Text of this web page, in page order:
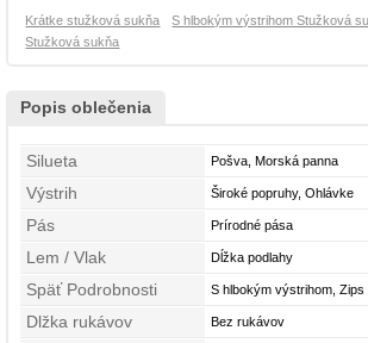
Krátke stužková sukňa S hlbokým výstrihom Stužková
Stužková sukňa
Popis oblečenia
Silueta Pošva, Morská panna
Výstrih Široké popruhy, Ohlávke
Pás Prírodné pása
Lem / Vlak Dĺžka podlahy
Späť Podrobnosti S hlbokým výstrihom, Zips
Dlžka rukávov Bez rukávov